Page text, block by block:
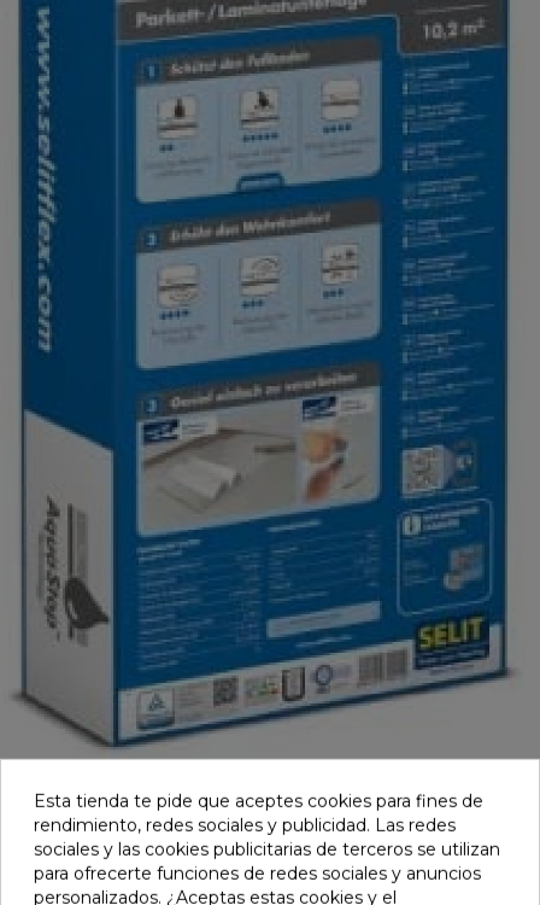
FOAM METALLIC 3MM 10,2 METROS
Referencia: 40049004
Esta tienda te pide que aceptes cookies para fines de
rendimiento, redes sociales y publicidad. Las redes
sociales y las cookies publicitarias de terceros se utilizan
para ofrecerte funciones de redes sociales y anuncios
personalizados. ¿Aceptas estas cookies y el